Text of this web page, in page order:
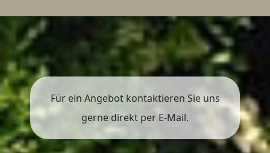
Für ein Angebot kontaktieren Sie uns
gerne direkt per E-Mail.